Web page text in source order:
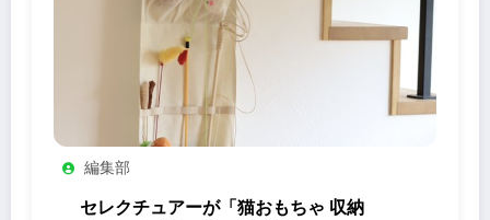
編集部
セレクチュアーが「猫おもちゃ 収納